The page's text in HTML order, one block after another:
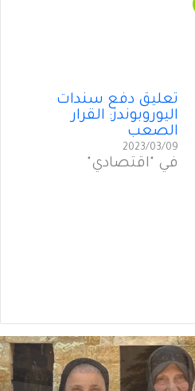
تعليق دفع سندات
اليوروبوندز: القرار
الصعب
2023/03/09
في "اقتصادي"